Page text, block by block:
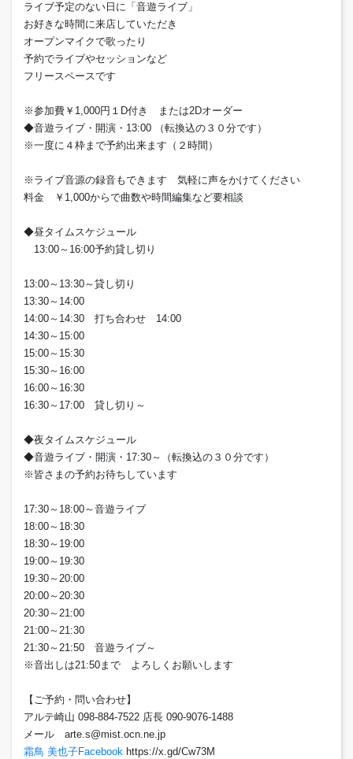
ライブ予定のない日に「音遊ライブ」
お好きな時間に来店していただき
オープンマイクで歌ったり
予約でライブやセッションなど
フリースペースです
※参加費￥1,000円１D付き または2Dオーダー
◆音遊ライブ・開演・13:00 （転換込の３０分です）
※一度に４枠まで予約出来ます（２時間）
※ライブ音源の録音もできます 気軽に声をかけてください
料金 ￥1,000からで曲数や時間編集など要相談
◆昼タイムスケジュール
13:00～16:00予約貸し切り
13:00～13:30～貸し切り
13:30～14:00
14:00～14:30 打ち合わせ 14:00
14:30～15:00
15:00～15:30
15:30～16:00
16:00～16:30
16:30～17:00 貸し切り～
◆夜タイムスケジュール
◆音遊ライブ・開演・17:30～（転換込の３０分です）
※皆さまの予約お待ちしています
17:30～18:00～音遊ライブ
18:00～18:30
18:30～19:00
19:00～19:30
19:30～20:00
20:00～20:30
20:30～21:00
21:00～21:30
21:30～21:50 音遊ライブ～
※音出しは21:50まで よろしくお願いします
【ご予約・問い合わせ】
アルテ崎山 098-884-7522 店長 090-9076-1488
メール arte.s@mist.ocn.ne.jp
霜鳥 美也子Facebook https://x.gd/Cw73M